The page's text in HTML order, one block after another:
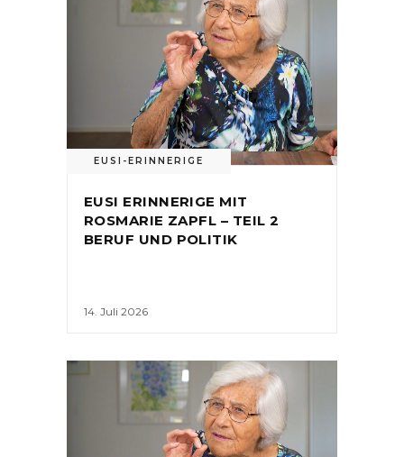
EUSI-ERINNERIGE
EUSI ERINNERIGE MIT
ROSMARIE ZAPFL – TEIL 2
BERUF UND POLITIK
14. Juli 2026